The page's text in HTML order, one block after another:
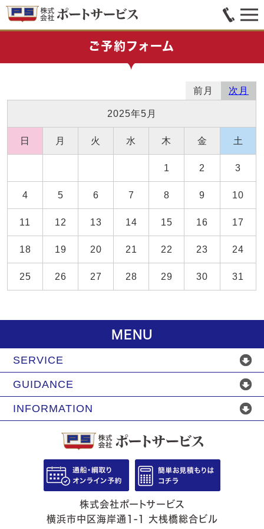
ご予約フォーム
前月 次月
2025年5月
日 月 火 水 木 金 土
1 2 3
4 5 6 7 8 9 10
11 12 13 14 15 16 17
18 19 20 21 22 23 24
25 26 27 28 29 30 31
MENU
SERVICE
GUIDANCE
INFORMATION
株式会社ポートサービス
横浜市中区海岸通1-1 大桟橋総合ビル